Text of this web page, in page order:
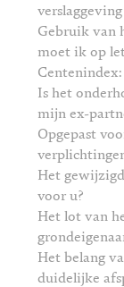
Gebruik van
moet ik op
Is het
mijn ex-
Opgepast
Het
voor u?
Het lot van
Het belang
duidelijke